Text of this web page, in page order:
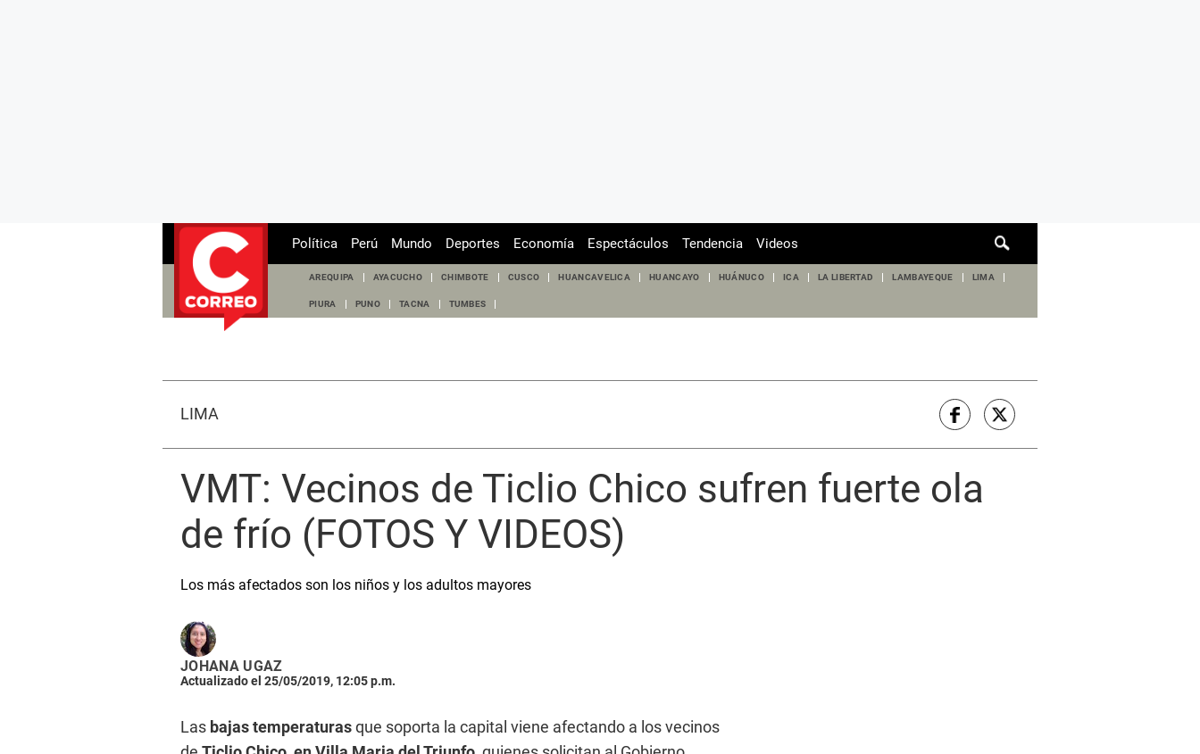
de
Política Perú Mundo Deportes Economía Espectáculos Tendencia Videos
AREQUIPA AYACUCHO CHIMBOTE CUSCO HUANCAVELICA HUANCAYO HUÁNUCO ICA LA LIBERTAD LAMBAYEQUE LIMA
PIURA PUNO TACNA TUMBES
LIMA
VMT: Vecinos de Ticlio Chico sufren fuerte ola
de frío (FOTOS Y VIDEOS)
Los más afectados son los niños y los adultos mayores
JOHANA UGAZ
Actualizado el 25/05/2019, 12:05 p.m.
Las bajas temperaturasque soporta la capital viene afectando a los vecinos